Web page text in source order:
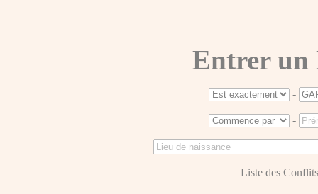
Entrer un
-
-
Liste des